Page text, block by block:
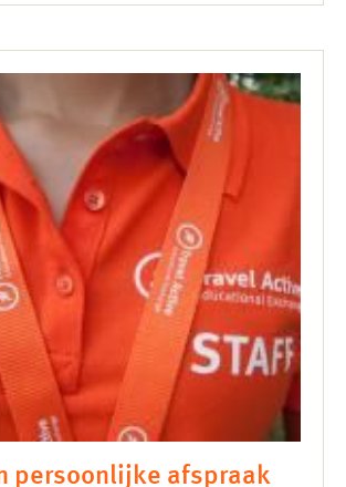
persoonlijke afspraak